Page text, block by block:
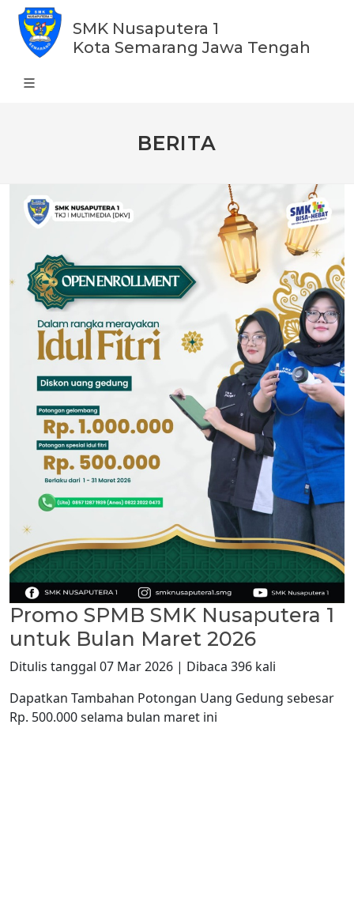
SMK Nusaputera 1
Kota Semarang Jawa Tengah
BERITA
Promo SPMB SMK Nusaputera 1
untuk Bulan Maret 2026
Ditulis tanggal 07 Mar 2026 | Dibaca 396 kali
Dapatkan Tambahan Potongan Uang Gedung sebesar
Rp. 500.000 selama bulan maret ini